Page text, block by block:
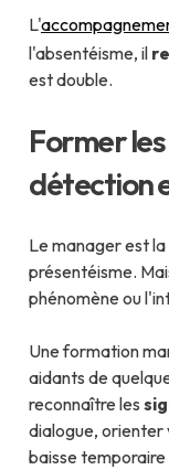
L'
l'absentéisme, il
est double.
Former
détection
Le manager est
présentéisme.
phénomène ou
Une formation
aidants de
reconnaître les
dialogue, orienter
baisse